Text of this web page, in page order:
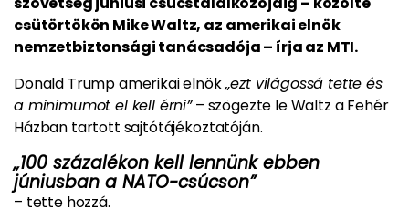
csütörtökön Mike Waltz, az amerikai elnök
nemzetbiztonsági tanácsadója – írja az MTI.
Donald Trump amerikai elnök„ezt világossá tette és
a minimumot el kell érni”– szögezte le Waltz a Fehér
Házban tartott sajtótájékoztatóján.
„100 százalékon kell lennünk ebben
júniusban a NATO-csúcson”
– tette hozzá.